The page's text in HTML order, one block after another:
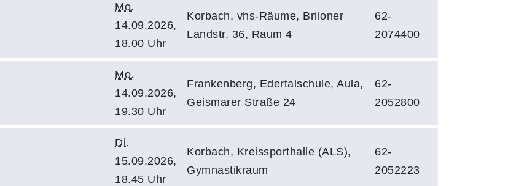
Mo.
14.09.2026,
18.00 Uhr
Korbach, vhs-Räume, Briloner
Landstr. 36, Raum 4
62-
2074400
Mo.
14.09.2026,
19.30 Uhr
Frankenberg, Edertalschule, Aula,
Geismarer Straße 24
62-
2052800
Di.
15.09.2026,
18.45 Uhr
Korbach, Kreissporthalle (ALS),
Gymnastikraum
62-
2052223